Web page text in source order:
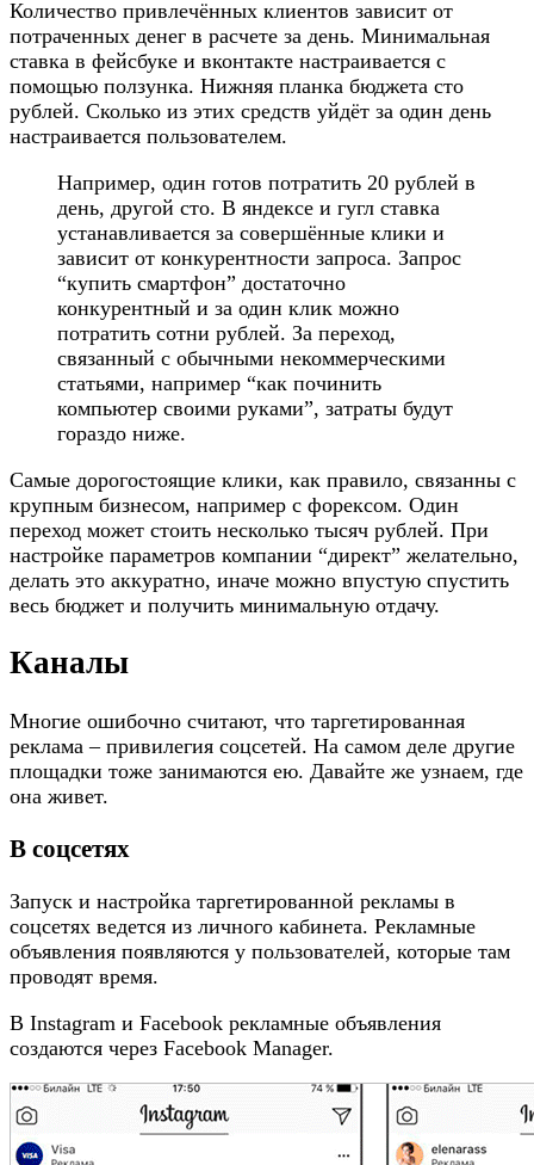
Количество привлечённых клиентов зависит от
потраченных денег в расчете за день. Минимальная
ставка в фейсбуке и вконтакте настраивается с
помощью ползунка. Нижняя планка бюджета сто
рублей. Сколько из этих средств уйдёт за один день
настраивается пользователем.
Например, один готов потратить 20 рублей в
день, другой сто. В яндексе и гугл ставка
устанавливается за совершённые клики и
зависит от конкурентности запроса. Запрос
“купить смартфон” достаточно
конкурентный и за один клик можно
потратить сотни рублей. За переход,
связанный с обычными некоммерческими
статьями, например “как починить
компьютер своими руками”, затраты будут
гораздо ниже.
Самые дорогостоящие клики, как правило, связанны с
крупным бизнесом, например с форексом. Один
переход может стоить несколько тысяч рублей. При
настройке параметров компании “директ” желательно,
делать это аккуратно, иначе можно впустую спустить
весь бюджет и получить минимальную отдачу.
Каналы
Многие ошибочно считают, что таргетированная
реклама – привилегия соцсетей. На самом деле другие
площадки тоже занимаются ею. Давайте же узнаем, где
она живет.
В соцсетях
Запуск и настройка таргетированной рекламы в
соцсетях ведется из личного кабинета. Рекламные
объявления появляются у пользователей, которые там
проводят время.
В Instagram и Facebook рекламные объявления
создаются через Facebook Manager.